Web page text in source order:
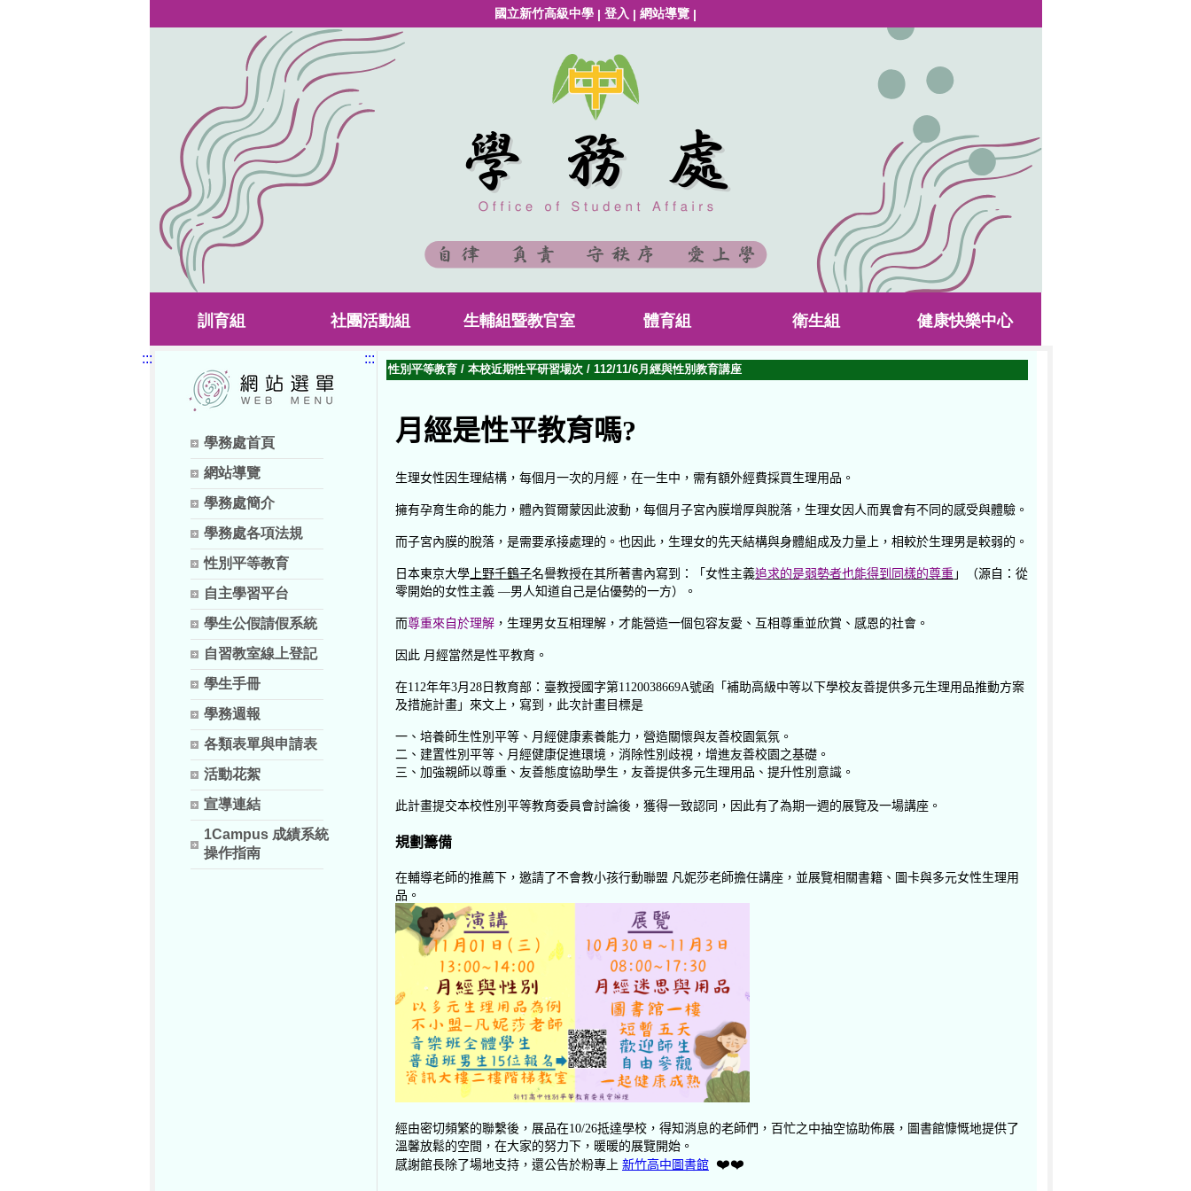
國立新竹高級中學 | 登入 | 網站導覽 |
訓育組 社團活動組 生輔組暨教官室 體育組 衛生組 健康快樂中心
:::
學務處首頁
網站導覽
學務處簡介
學務處各項法規
性別平等教育
自主學習平台
學生公假請假系統
自習教室線上登記
學生手冊
學務週報
各類表單與申請表
活動花絮
宣導連結
1Campus 成績系統
操作指南
:::
性別平等教育/ 本校近期性平研習場次/ 112/11/6月經與性別教育講座